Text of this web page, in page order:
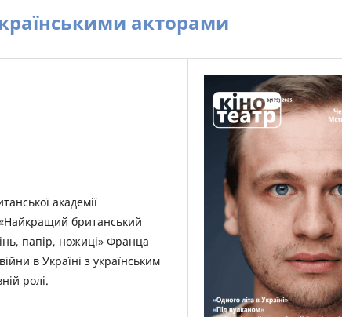
акторами
академії
«Найкращий британський
папір, ножиці» Франца
в Україні з українським
ролі.